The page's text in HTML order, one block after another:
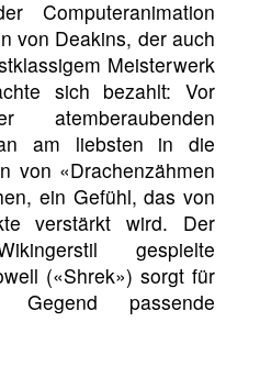
Computeranimation
von Deakins, der auch
Meisterwerk
sich bezahlt: Vor
am liebsten in die
von «Drachenzähmen
ein Gefühl, das von
verstärkt wird. Der
gespielte
(«Shrek») sorgt für
passende